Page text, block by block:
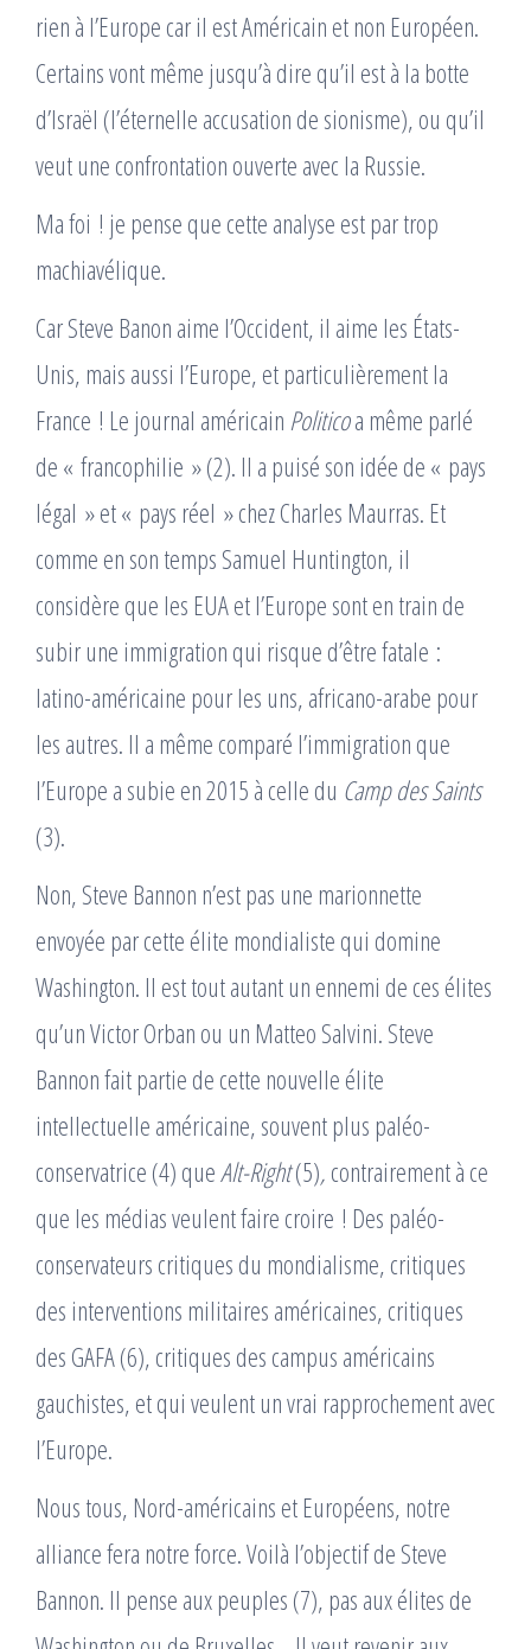
rien à l’Europe car il est Américain et non Européen.
Certains vont même jusqu’à dire qu’il est à la botte
d’Israël (l’éternelle accusation de sionisme), ou qu’il
veut une confrontation ouverte avec la Russie.
Ma foi ! je pense que cette analyse est par trop
machiavélique.
Car Steve Banon aime l’Occident, il aime les États-
Unis, mais aussi l’Europe, et particulièrement la
France ! Le journal américain Politicoa même parlé
de « francophilie » (2). Il a puisé son idée de « pays
légal » et « pays réel » chez Charles Maurras. Et
comme en son temps Samuel Huntington, il
considère que les EUA et l’Europe sont en train de
subir une immigration qui risque d’être fatale :
latino-américaine pour les uns, africano-arabe pour
les autres. Il a même comparé l’immigration que
l’Europe a subie en 2015 à celle du Camp des Saints
(3).
Non, Steve Bannon n’est pas une marionnette
envoyée par cette élite mondialiste qui domine
Washington. Il est tout autant un ennemi de ces élites
qu’un Victor Orban ou un Matteo Salvini. Steve
Bannon fait partie de cette nouvelle élite
intellectuelle américaine, souvent plus paléo-
conservatrice (4) queAlt-Right(5), contrairement à ce
que les médias veulent faire croire ! Des paléo-
conservateurs critiques du mondialisme, critiques
des interventions militaires américaines, critiques
des GAFA (6), critiques des campus américains
gauchistes, et qui veulent un vrai rapprochement avec
l’Europe.
Nous tous, Nord-américains et Européens, notre
alliance fera notre force. Voilà l’objectif de Steve
Bannon. Il pense aux peuples (7), pas aux élites de